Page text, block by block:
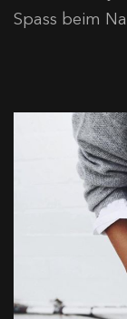
Spass beim